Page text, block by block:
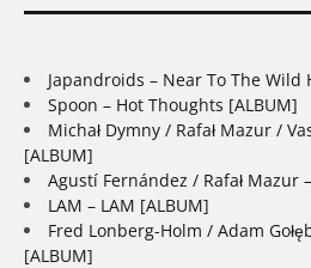
Japandroids – Near To The Wild
Spoon – Hot Thoughts [ALBUM]
Michał Dymny / Rafał Mazur /
[ALBUM]
Agustí Fernández / Rafał Mazur
LAM – LAM [ALBUM]
Fred Lonberg-Holm / Adam
[ALBUM]